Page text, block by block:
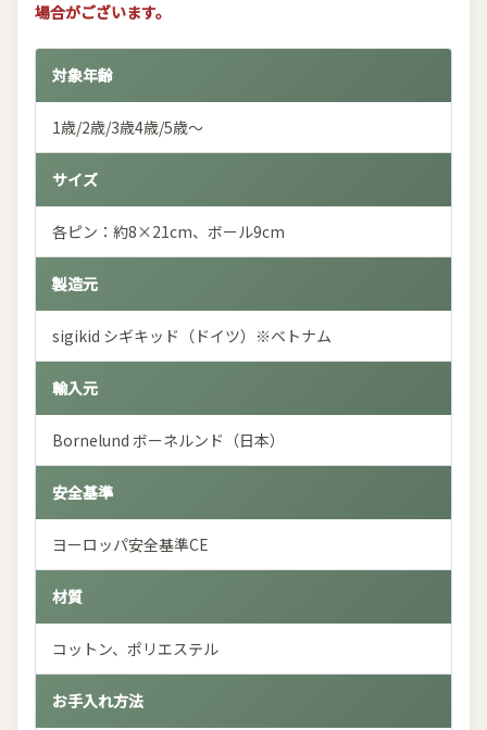
場合がございます。
対象年齢
1歳/2歳/3歳4歳/5歳～
サイズ
各ピン：約8×21cm、ボール9cm
製造元
sigikid シギキッド（ドイツ）※ベトナム
輸入元
Bornelund ボーネルンド（日本）
安全基準
ヨーロッパ安全基準CE
材質
コットン、ポリエステル
お手入れ方法